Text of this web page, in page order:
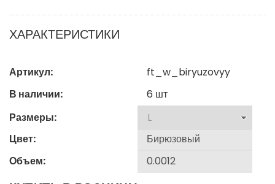
ХАРАКТЕРИСТИКИ
Артикул:
ft_w_biryuzovyy
В наличии:
6 шт
Размеры:
Цвет:
Объем: